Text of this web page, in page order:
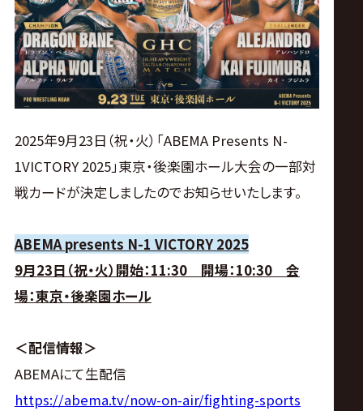
リ
ン
グ・
ノ
ア
公
式
サ
イ
2025年9月23日（祝・火）「ABEMA Presents N-
1VICTORY 2025」東京・後楽園ホール大会の一部対
戦カードが決定しましたのでお知らせいたします。
ABEMA presents N-1 VICTORY 2025
9月23日（祝・火）開始：11:30 開場：10:30 会
場：東京・後楽園ホール
＜配信情報＞
ABEMAにて生配信
https://abema.tv/now-on-air/fighting-sports